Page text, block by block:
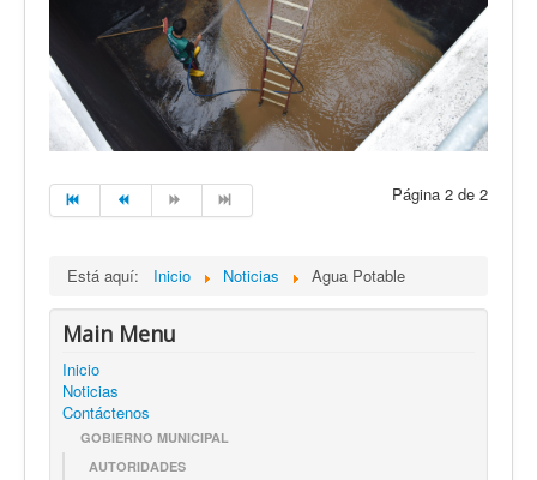
Página 2 de 2
Está aquí: Inicio Noticias Agua Potable
Main Menu
Inicio
Noticias
Contáctenos
GOBIERNO MUNICIPAL
AUTORIDADES